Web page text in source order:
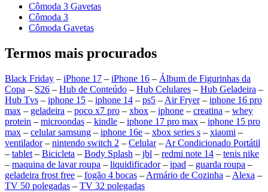
Cômoda 3 Gavetas
Cômoda 3
Cômoda Gavetas
Termos mais procurados
Black Friday – iPhone 17 – iPhone 16 – Álbum de Figurinhas da
Copa – S26 – Hub de Conteúdo – Hub Celulares – Hub Geladeira –
Hub Tvs – iphone 15 – iphone 14 – ps5 – Air Fryer– iphone 16 pro
max – geladeira – poco x7 pro – xbox – iphone – creatina – whey
protein – microondas – kindle – iphone 17 pro max – iphone 15 pro
max – celular samsung – iphone 16e – xbox series s – xiaomi –
ventilador– nintendo switch 2 – Celular– Ar Condicionado Portátil
– tablet – Bicicleta – Body Splash – jbl – redmi note 14 – tenis nike
– maquina de lavar roupa – liquidificador– ipad – guarda roupa –
geladeira frost free – fogão 4 bocas – Armário de Cozinha – Alexa –
TV 50 polegadas – TV 32 polegadas